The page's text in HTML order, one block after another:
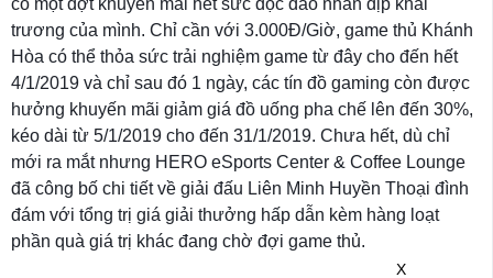
trương của mình. Chỉ cần với 3.000Đ/Giờ, game thủ Khánh
Hòa có thể thỏa sức trải nghiệm game từ đây cho đến hết
4/1/2019 và chỉ sau đó 1 ngày, các tín đồ gaming còn được
hưởng khuyến mãi giảm giá đồ uống pha chế lên đến 30%,
kéo dài từ 5/1/2019 cho đến 31/1/2019. Chưa hết, dù chỉ
mới ra mắt nhưng HERO eSports Center & Coffee Lounge
đã công bố chi tiết về giải đấu Liên Minh Huyền Thoại đình
đám với tổng trị giá giải thưởng hấp dẫn kèm hàng loạt
phần quà giá trị khác đang chờ đợi game thủ.
X